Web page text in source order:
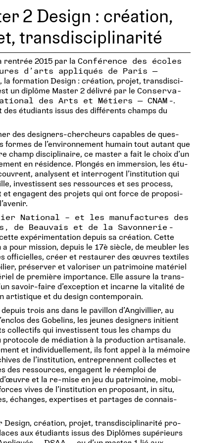
2 Design : créa­tion,
trans­dis­ci­pli­na­rité
ren­trée 2015 par laConfé­rence des écoles
d’arts appli­qués de Paris —
la for­ma­tion Design : créa­tion, projet, trans­dis­ci­
un diplôme Master 2 déli­vré par leConser­va­
des Arts et Métiers — CNAM -.
des étu­diants issus des dif­fé­rents champs du
des desi­gners-cher­cheurs capables de ques­
formes de l’environnement humain tout autant que
champ dis­ci­pli­naire, ce master a fait le choix d’un
en rési­dence. Plon­gés en immer­sion, les étu­
ana­lysent et inter­rogent l’institution qui
inves­tissent ses res­sources et ses pro­cess,
et engagent des pro­jets qui ont force de pro­po­si­
Natio­nal – et les manu­fac­tures des
de Beau­vais et de la Savon­ne­rie -
expé­ri­men­ta­tion depuis sa créa­tion. Cette
pour mis­sion, depuis le 17è siècle, de meu­bler les
offi­cielles, créer et res­tau­rer des œuvres tex­tiles
pré­ser­ver et valo­ri­ser un patri­moine maté­riel
de pre­mière impor­tance. Elle assure la trans­
savoir-faire d’exception et incarne la vita­lité de
artis­tique et du design contem­po­rain.
trois ans dans le pavillon d’Angivillier, au
des Gobe­lins, les jeunes desi­gners ini­tient
col­lec­tifs qui inves­tissent tous les champs du
pro­to­cole de média­tion à la pro­duc­tion arti­sa­nale.
et indi­vi­duel­le­ment, ils font appel à la mémoire
de l’institution, entre­prennent col­lectes et
des res­sources, engagent le réem­ploi de
et la re-mise en jeu du patri­moine, mobi­
vives de l’institution en pro­po­sant, in situ,
échanges, exper­tises et par­tages de connais­
Design, créa­tion, projet, trans­dis­ci­pli­na­rité pro­
aux étu­diants issus des Diplômes supé­rieurs